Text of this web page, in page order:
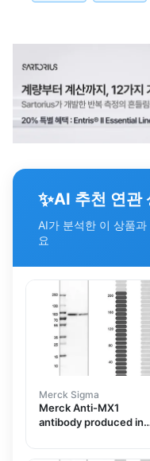
✨AI 추천 연관
AI가 분석한 이 상품
요
Merck Sigma
Merck Anti-MX1
antibody produced in